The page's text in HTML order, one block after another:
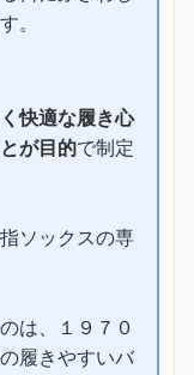
。
快適な履き心
が目的で制定
ソックスの専
は、１９７０
履きやすいバ